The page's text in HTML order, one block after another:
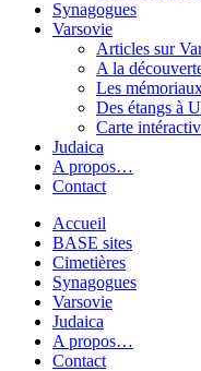
Synagogues
Varsovie
Articles sur
A la
Les
Des étangs à
Carte
Judaica
A propos…
Contact
Accueil
BASE sites
Cimetières
Synagogues
Varsovie
Judaica
A propos…
Contact